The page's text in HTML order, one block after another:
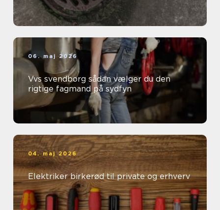
06. maj 2026
Vvs svendborg sådan vælger du den
rigtige fagmand på sydfyn
04. maj 2026
Elektriker birkerød til private og erhverv